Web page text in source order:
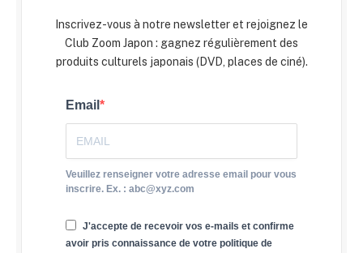
Inscrivez-vous à notre newsletter et rejoignez le
Club Zoom Japon : gagnez régulièrement des
produits culturels japonais (DVD, places de ciné).
Email
Veuillez renseigner votre adresse email pour vous
inscrire. Ex. : abc@xyz.com
J'accepte de recevoir vos e-mails et confirme
avoir pris connaissance de votre politique de